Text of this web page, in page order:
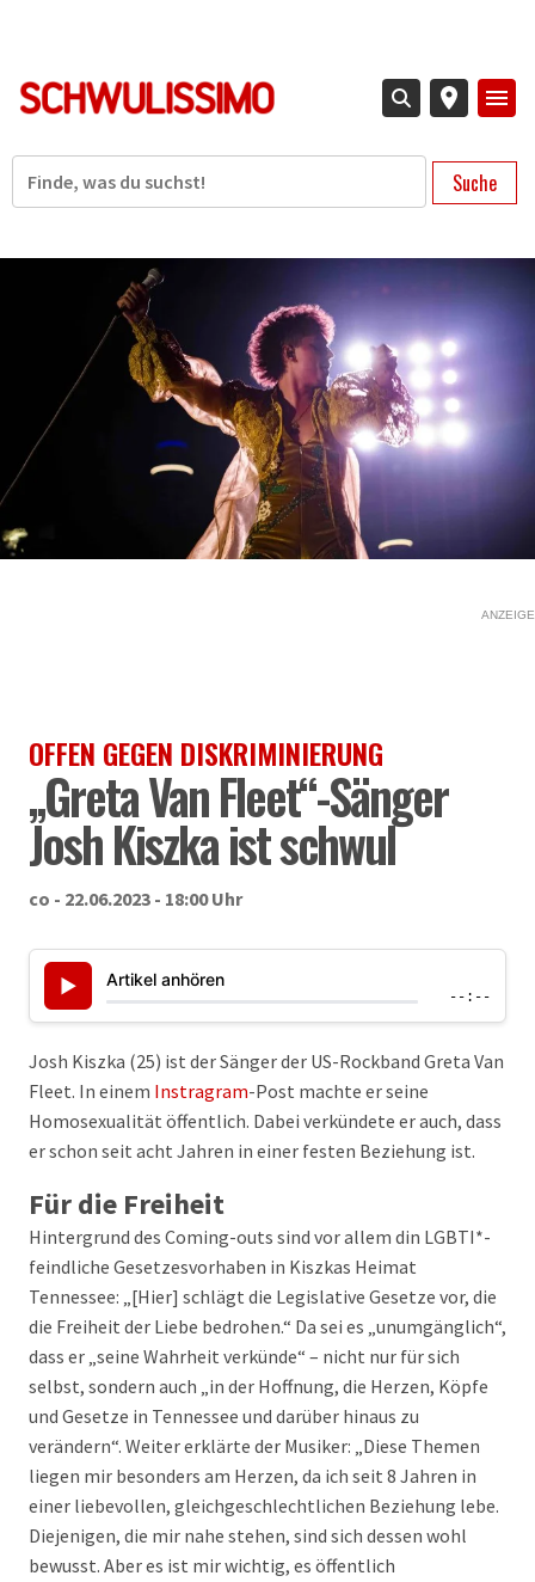
Suche
ANZEIGE
OFFEN GEGEN DISKRIMINIERUNG
„Greta Van Fleet“-Sänger
Josh Kiszka ist schwul
co - 22.06.2023 - 18:00 Uhr
▶ Artikel anhören
--:--
Josh Kiszka (25) ist der Sänger der US-Rockband Greta Van
Fleet. In einem Instragram-Post machte er seine
Homosexualität öffentlich. Dabei verkündete er auch, dass
er schon seit acht Jahren in einer festen Beziehung ist.
Für die Freiheit
Hintergrund des Coming-outs sind vor allem din LGBTI*-
feindliche Gesetzesvorhaben in Kiszkas Heimat
Tennessee: „[Hier] schlägt die Legislative Gesetze vor, die
die Freiheit der Liebe bedrohen.“ Da sei es „unumgänglich“,
dass er „seine Wahrheit verkünde“ – nicht nur für sich
selbst, sondern auch „in der Hoffnung, die Herzen, Köpfe
und Gesetze in Tennessee und darüber hinaus zu
verändern“. Weiter erklärte der Musiker: „Diese Themen
liegen mir besonders am Herzen, da ich seit 8 Jahren in
einer liebevollen, gleichgeschlechtlichen Beziehung lebe.
Diejenigen, die mir nahe stehen, sind sich dessen wohl
bewusst. Aber es ist mir wichtig, es öffentlich